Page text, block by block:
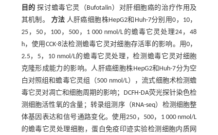
目的 探讨蟾毒它灵（Bufotalin）对肝细胞癌的治疗作用及
其机制。 方法 人肝癌细胞株HepG2和Huh-7分别用0，10，
25，50，100，500，1 000 nmol/L的蟾毒它灵处理24，48
h，使用CCK-8法检测蟾毒它灵对细胞存活率的影响。用0，
2.5，5，10 nmol/L的蟾毒它灵处理，检测蟾毒它灵对细胞
克隆形成能力的影响。人肝癌细胞株HepG2和Huh-7分为空
白对照组和蟾毒它灵组（500 nmol/L），流式细胞术检测蟾
毒它灵对凋亡和细胞周期的影响；DCFH-DA荧光探针染色检
测细胞活性氧的含量；转录组测序（RNA-seq）检测细胞整
体基因表达和信号通路变化。使用250，500，1 000 nmol/L
的蟾毒它灵处理细胞，蛋白免疫印迹实验检测细胞内质网